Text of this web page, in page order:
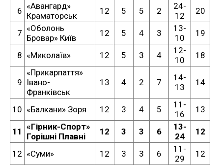
6 «Авангард»
Краматорськ
12 5 5 2
24-
12
20
7 «Оболонь
Бровар» Київ
12 5 4 3
13-
10
19
8 «Миколаїв» 12 5 3 4
12-
10
18
9
«Прикарпаття»
Івано-
Франківськ
13 4 2 7
14-
13
14
10 «Балкани» Зоря 12 3 4 5
11-
16
13
11 «Гірник-Спорт»
Горішні Плавні
12 3 3 6
13-
24
12
12 «Суми» 12 3 3 6
11-
29
12